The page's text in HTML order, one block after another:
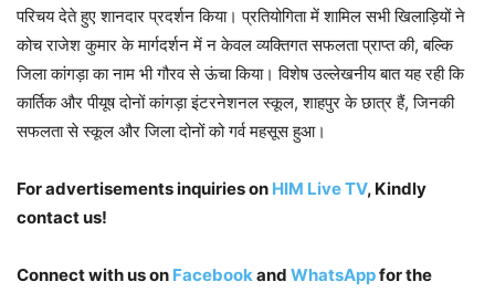
परिचय देते हुए शानदार प्रदर्शन किया। प्रतियोगिता में शामिल सभी खिलाड़ियों ने
कोच राजेश कुमार के मार्गदर्शन में न केवल व्यक्तिगत सफलता प्राप्त की, बल्कि
जिला कांगड़ा का नाम भी गौरव से ऊंचा किया। विशेष उल्लेखनीय बात यह रही कि
कार्तिक और पीयूष दोनों कांगड़ा इंटरनेशनल स्कूल, शाहपुर के छात्र हैं, जिनकी
सफलता से स्कूल और जिला दोनों को गर्व महसूस हुआ।
For advertisements inquiries on HIM Live TV, Kindly
contact us!
Connect with us on Facebookand WhatsAppfor the